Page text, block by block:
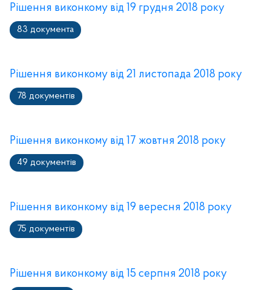
Рішення виконкому від 19 грудня 2018 року
83 документа
Рішення виконкому від 21 листопада 2018 року
78 документів
Рішення виконкому від 17 жовтня 2018 року
49 документів
Рішення виконкому від 19 вересня 2018 року
75 документів
Рішення виконкому від 15 серпня 2018 року